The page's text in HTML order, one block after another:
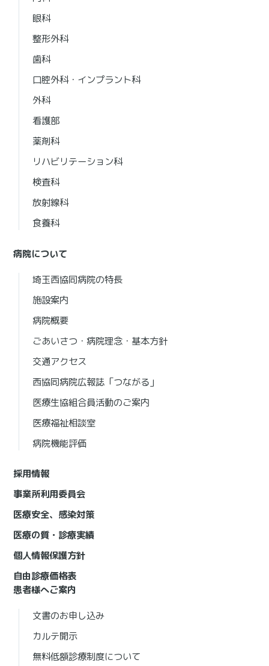
眼科
整形外科
歯科
口腔外科・インプラント科
外科
看護部
薬剤科
リハビリテーション科
検査科
放射線科
食養科
病院について
埼玉西協同病院の特長
施設案内
病院概要
ごあいさつ・病院理念・基本方針
交通アクセス
西協同病院広報誌「つながる」
医療生協組合員活動のご案内
医療福祉相談室
病院機能評価
採用情報
事業所利用委員会
医療安全、感染対策
医療の質・診療実績
個人情報保護方針
自由診療価格表
患者様へご案内
文書のお申し込み
カルテ開示
無料低額診療制度について